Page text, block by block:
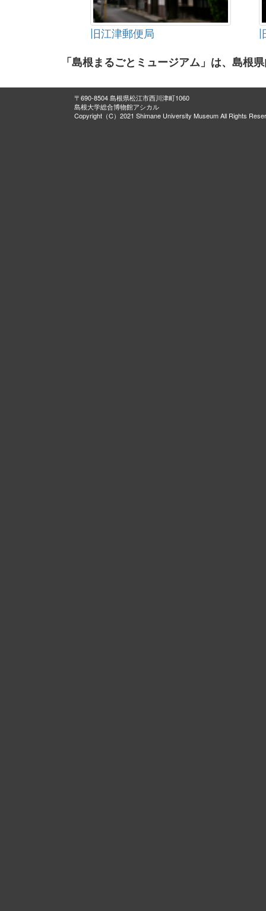
旧江津郵便局
「島根まるごとミュージアム」は、島根
〒690-8504 島根県松江市西川津町1060
島根大学総合博物館アシカル
Copyright（C）2021 Shimane University Museum All Rights